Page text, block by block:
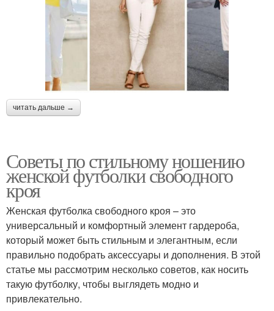
читать дальше →
Советы по стильному ношению
женской футболки свободного
кроя
Женская футболка свободного кроя – это
универсальный и комфортный элемент гардероба,
который может быть стильным и элегантным, если
правильно подобрать аксессуары и дополнения. В этой
статье мы рассмотрим несколько советов, как носить
такую футболку, чтобы выглядеть модно и
привлекательно.